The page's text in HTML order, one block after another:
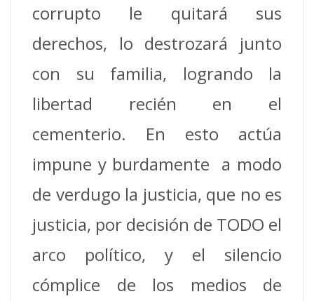
corrupto le quitará sus
derechos, lo destrozará junto
con su familia, logrando la
libertad recién en el
cementerio. En esto actúa
impune y burdamente a modo
de verdugo la justicia, que no es
justicia, por decisión de TODO el
arco político, y el silencio
cómplice de los medios de